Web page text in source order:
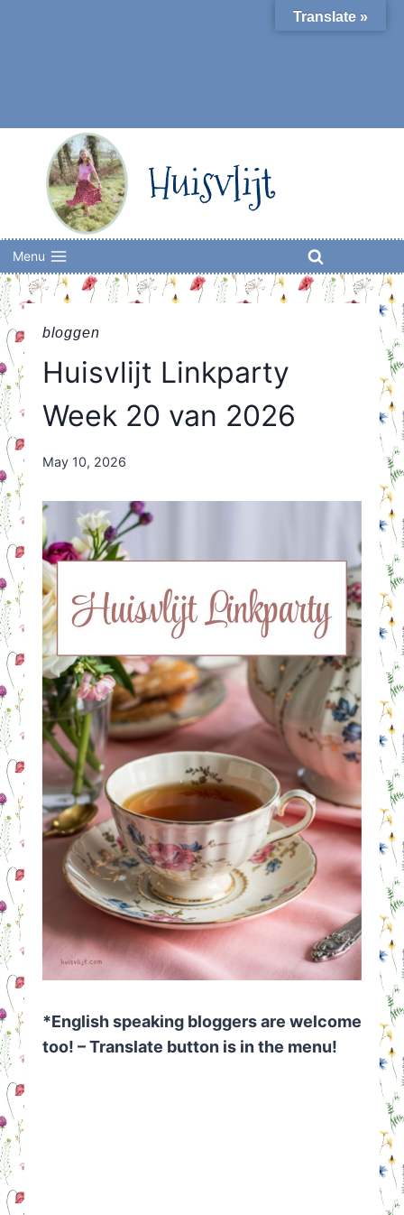
Huisvlijt
Menu
bloggen
Huisvlijt Linkparty
Week 20 van 2026
By
Orriëns
May 10, 2026
*English speaking bloggers are welcome
too! – Translate button is in the menu!
Translate »